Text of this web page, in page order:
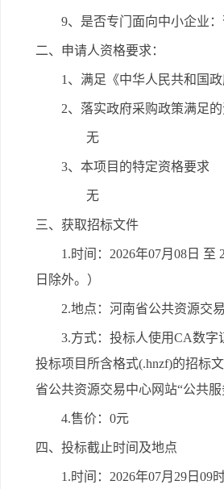
9、是否专门面向中小企业：
二、申请人资格要求：
1、满足《中华人民共和国
2、落实政府采购政策满足的
无
3、本项目的特定资格要求
无
三、获取招标文件
1.时间：2026年07月08日 至
日除外。）
2.地点：河南省公共资源交
3.方式：投标人使用CA数字
投标项目所含格式(.hnzf)的招标
省公共资源交易中心网站“公共服
4.售价：0元
四、投标截止时间及地点
1.时间：2026年07月29日09